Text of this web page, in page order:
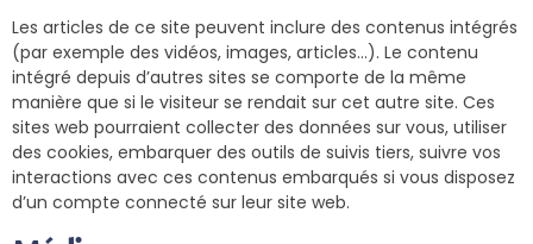
Les articles de ce site peuvent inclure des contenus intégrés
(par exemple des vidéos, images, articles…). Le contenu
intégré depuis d’autres sites se comporte de la même
manière que si le visiteur se rendait sur cet autre site. Ces
sites web pourraient collecter des données sur vous, utiliser
des cookies, embarquer des outils de suivis tiers, suivre vos
interactions avec ces contenus embarqués si vous disposez
d’un compte connecté sur leur site web.